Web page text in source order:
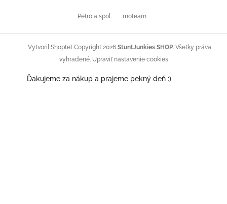
Petro a spol. moteam
Vytvoril Shoptet Copyright 2026 StuntJunkies SHOP. Všetky práva
vyhradené. Upraviť nastavenie cookies
Ďakujeme za nákup a prajeme pekný deň :)